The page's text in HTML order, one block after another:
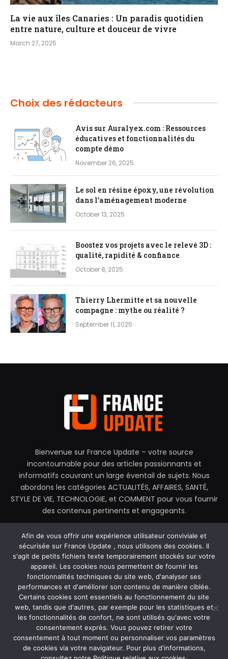
La vie aux îles Canaries : Un paradis quotidien
entre nature, culture et douceur de vivre
March 27, 2025
Choix des rédacteurs
Avis sur Auralyex.com : Ressources
éducatives et fonctionnalités du
compte démo
November 26, 2025
Le sol en résine époxy, une révolution
dans l’aménagement moderne
October 13, 2025
Boostez vos projets avec le relevé 3D :
qualité, rapidité & confiance
October 8, 2025
Thierry Lhermitte et sa nouvelle
compagne : mythe ou réalité ?
September 11, 2025
Bienvenue sur France Update – votre source
incontournable pour des articles passionnants et
informatifs couvrant un large éventail de sujets. Nous
abordons les catégories ACTUALITÉS, AFFAIRES, SANTÉ,
STYLE DE VIE, TECHNOLOGIE, et COMMENT pour vous fournir
des contenus pertinents et engageants.
contactez@franceupdate.fr
Facebook
X
(Twitter)
Instagram
MAISON
À PROPOS DE NOUS
POLITIQUE DE CONFIDENTIALITÉ
CONTACTEZ-NOUS
CONDITIONS GÉNÉRALES D’UTILISATION (CGU)
Afin de vous offrir une expérience utilisateur conviviale et
sécurisée sur France Update , nous utilisons des cookies. Il
s'agit de petits fichiers texte temporairement stockés sur votre
appareil. Les cookies nous permettent de fournir les
fonctionnalités techniques du site web, d'analyser ses
performances et d'améliorer son contenu de manière ciblée.
Certains cookies sont essentiels au fonctionnement du site
web, tandis que d'autres, par exemple pour les statistiques et
les fonctionnalités de confort, ne sont utilisés qu'avec votre
consentement exprès. Vous pouvez retirer votre
consentement à tout moment ou personnaliser vos paramètres
de cookies via votre navigateur. Pour plus d'informations,